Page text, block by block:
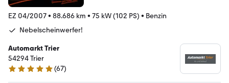
EZ 04/2007• 88.686 km • 75 kW (102 PS) • Benzin
Nebelscheinwerfer!
Automarkt Trier
54294 Trier
5 Sterne
(67)